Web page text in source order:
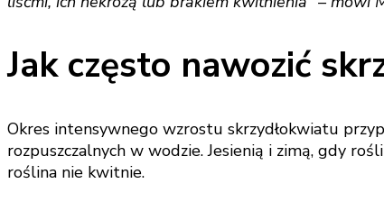
Jak często nawozić
Okres intensywnego wzrostu skrzydłokwiatu
rozpuszczalnych w wodzie. Jesienią i zimą, gdy
roślina nie kwitnie.